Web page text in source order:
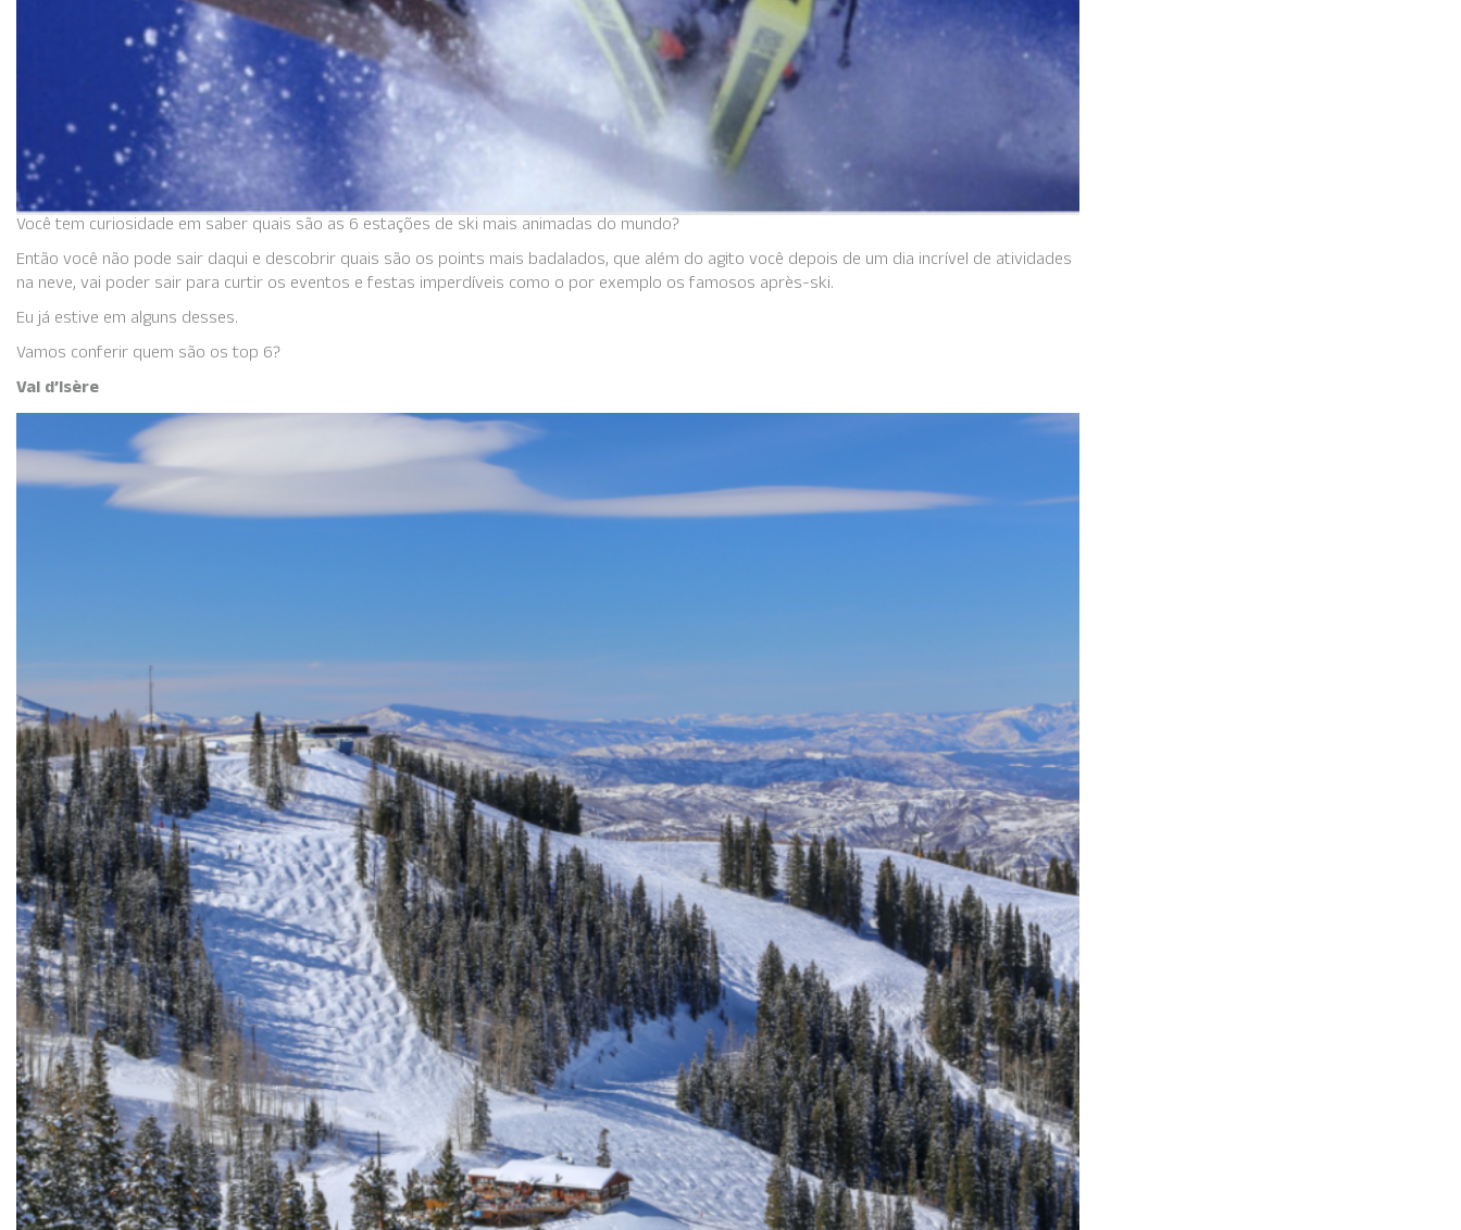
Você tem curiosidade em saber quais são as 6 estações de ski mais animadas do mundo?
Então você não pode sair daqui e descobrir quais são os points mais badalados, que além do agito você depois de um dia incrível de atividades
na neve, vai poder sair para curtir os eventos e festas imperdíveis como o por exemplo os famosos après-ski.
Eu já estive em alguns desses.
Vamos conferir quem são os top 6?
Val d’Isère